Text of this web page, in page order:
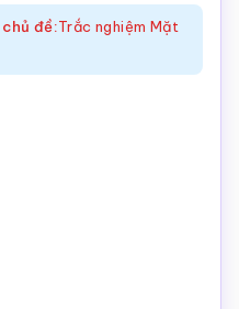
đề:Trắc nghiệm Mặt